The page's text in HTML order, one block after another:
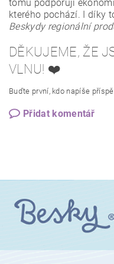
tomu podporují
kterého pochází. I díky
Beskydy regionální
DĚKUJEME, ŽE
VLNU! ❤️
Buďte první, kdo napíše
Přidat komentář